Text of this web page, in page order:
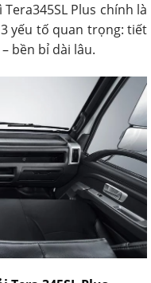
Plus chính là
yếu tố quan trọng: tiết
bền bỉ dài lâu.